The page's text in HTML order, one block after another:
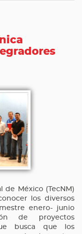
de México (TecNM)
los diversos
enero- junio
de proyectos
busca que los